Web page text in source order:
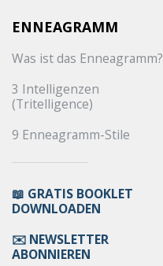
ENNEAGRAMM
Was ist das Enneagramm?
3 Intelligenzen
(Tritelligence)
9 Enneagramm-Stile
📖 GRATIS BOOKLET
DOWNLOADEN
✉️ NEWSLETTER
ABONNIEREN